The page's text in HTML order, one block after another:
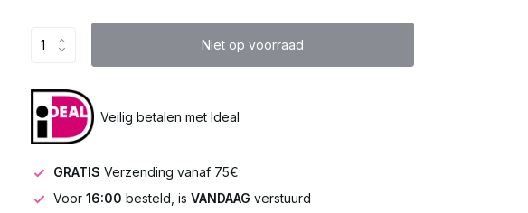
Niet op voorraad
Veilig betalen met Ideal
GRATIS Verzending vanaf 75€
Voor 16:00 besteld, is VANDAAG verstuurd